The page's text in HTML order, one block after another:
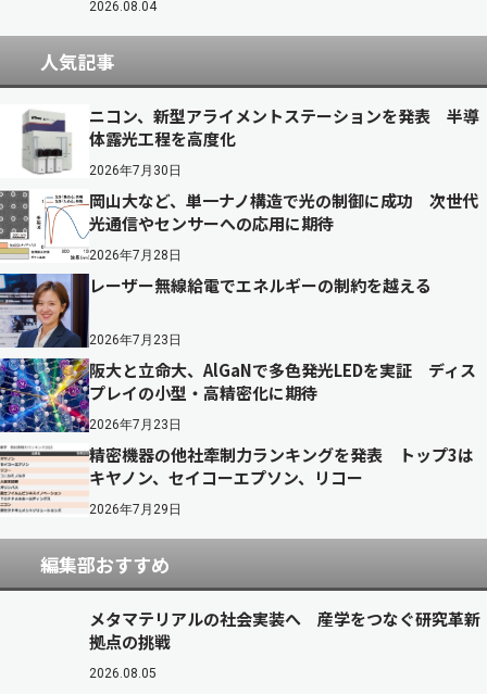
2026.08.04
人気記事
ニコン、新型アライメントステーションを発表 半導
体露光工程を高度化
2026年7月30日
岡山大など、単一ナノ構造で光の制御に成功 次世代
光通信やセンサーへの応用に期待
2026年7月28日
レーザー無線給電でエネルギーの制約を越える
2026年7月23日
阪大と立命大、AlGaNで多色発光LEDを実証 ディス
プレイの小型・高精密化に期待
2026年7月23日
精密機器の他社牽制力ランキングを発表 トップ3は
キヤノン、セイコーエプソン、リコー
2026年7月29日
編集部おすすめ
メタマテリアルの社会実装へ 産学をつなぐ研究革新
拠点の挑戦
2026.08.05